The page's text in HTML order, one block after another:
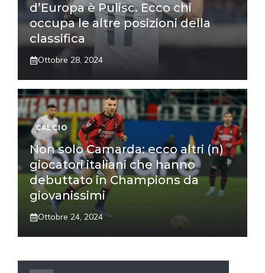
d’Europa è Pulisc. Ecco chi
occupa le altre posizioni della
classifica
Ottobre 28, 2024
CALCIO
Non solo Camarda: ecco altri (n)
giocatori italiani che hanno
debuttato in Champions da
giovanissimi
Ottobre 24, 2024